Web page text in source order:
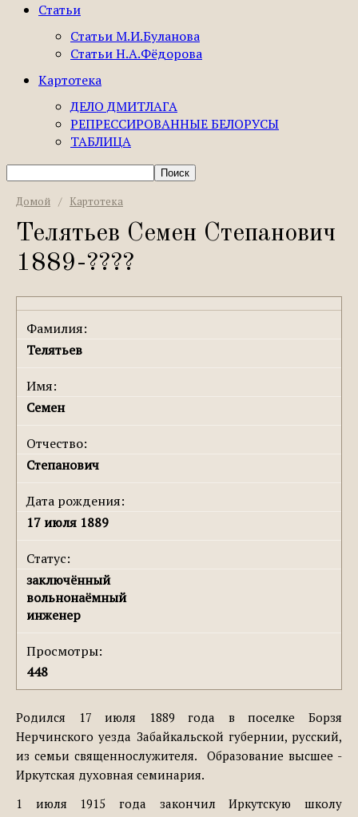
Статьи
Статьи М.И.Буланова
Статьи Н.А.Фёдорова
Картотека
ДЕЛО ДМИТЛАГА
РЕПРЕССИРОВАННЫЕ БЕЛОРУСЫ
ТАБЛИЦА
Домой / Картотека
Телятьев Семен Степанович
1889-????
Фамилия:
Телятьев
Имя:
Семен
Отчество:
Степанович
Дата рождения:
17 июля 1889
Статус:
заключённый
вольнонаёмный
инженер
Просмотры:
448
Родился 17 июля 1889 года в поселке Борзя
Нерчинского уезда Забайкальской губернии, русский,
из семьи священнослужителя. Oбразование высшее -
Иркутская духовная семинария.
1 июля 1915 года закончил Иркутскую школу